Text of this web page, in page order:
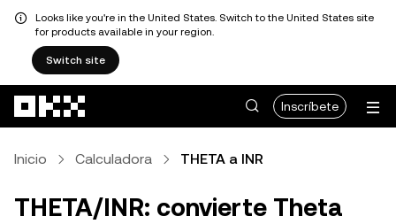
Looks like you're in the United States. Switch to the United States site
for products available in your region.
Switch site
Inscríbete
Inicio Calculadora THETA a INR
THETA/INR: convierte Theta